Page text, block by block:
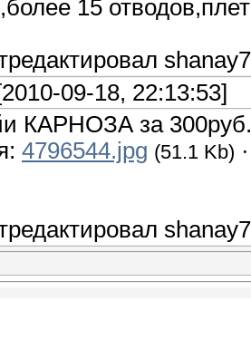
15
09-18, 22:13:53]
КАРНОЗА за 300руб.
4796544.jpg (51.1 Kb)